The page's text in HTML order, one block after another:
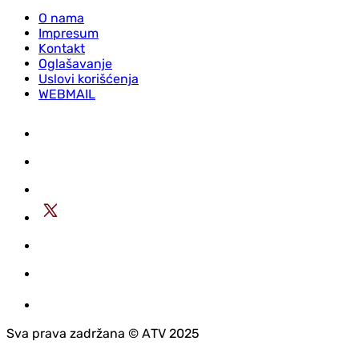
O nama
Impresum
Kontakt
Oglašavanje
Uslovi korišćenja
WEBMAIL
Sva prava zadržana © АTV 2025